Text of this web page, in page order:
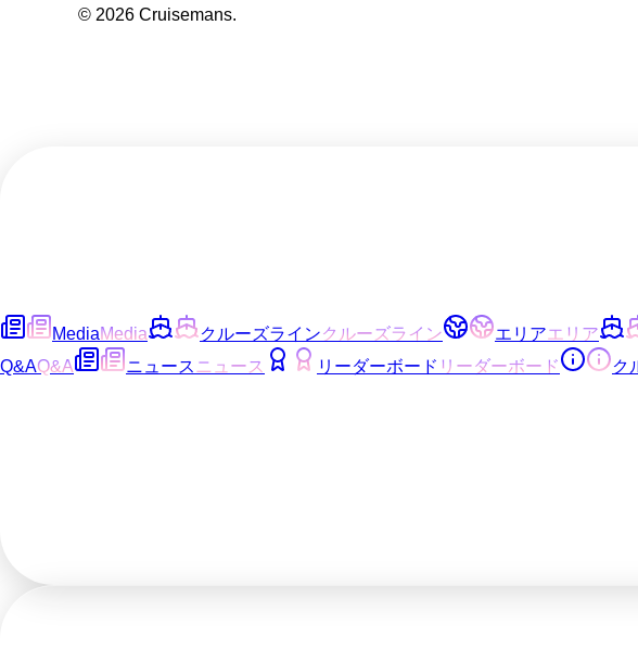
© 2026 Cruisemans.
MediaMedia クルーズラインクルーズライン エリアエリア
Q&AQ&A ニュース ニュース リーダーボード リーダーボード ク